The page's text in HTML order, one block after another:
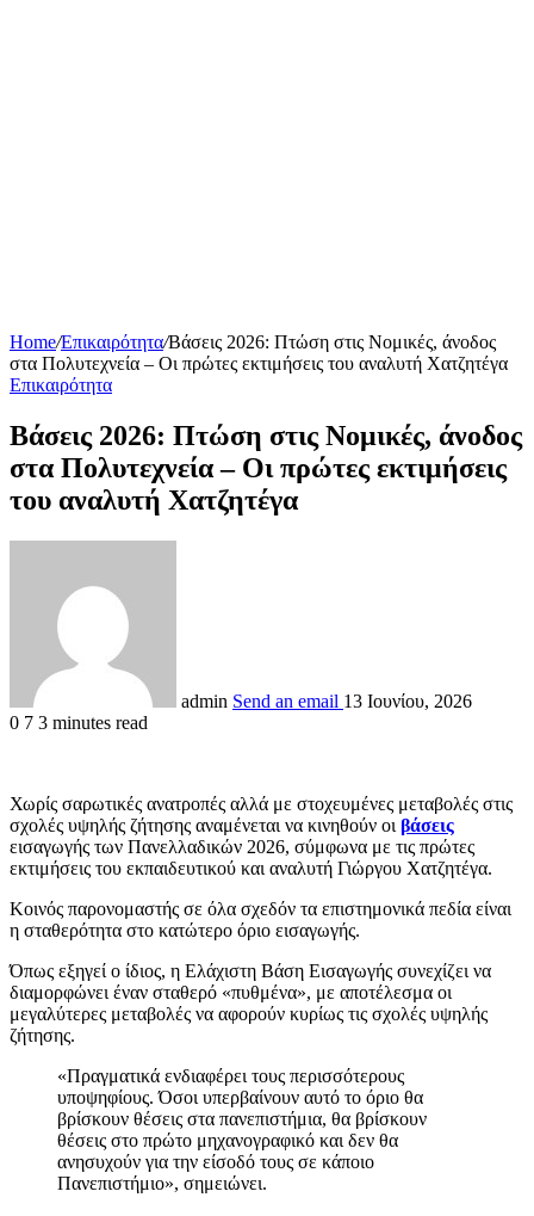
Home/Επικαιρότητα/Βάσεις 2026: Πτώση στις Νομικές, άνοδος
στα Πολυτεχνεία – Οι πρώτες εκτιμήσεις του αναλυτή Χατζητέγα
Επικαιρότητα
Βάσεις 2026: Πτώση στις Νομικές, άνοδος
στα Πολυτεχνεία – Οι πρώτες εκτιμήσεις
του αναλυτή Χατζητέγα
admin Send an email 13 Ιουνίου, 2026
0 7 3 minutes read
Χωρίς σαρωτικές ανατροπές αλλά με στοχευμένες μεταβολές στις
σχολές υψηλής ζήτησης αναμένεται να κινηθούν οι βάσεις
εισαγωγής των Πανελλαδικών 2026, σύμφωνα με τις πρώτες
εκτιμήσεις του εκπαιδευτικού και αναλυτή Γιώργου Χατζητέγα.
Κοινός παρονομαστής σε όλα σχεδόν τα επιστημονικά πεδία είναι
η σταθερότητα στο κατώτερο όριο εισαγωγής.
Όπως εξηγεί ο ίδιος, η Ελάχιστη Βάση Εισαγωγής συνεχίζει να
διαμορφώνει έναν σταθερό «πυθμένα», με αποτέλεσμα οι
μεγαλύτερες μεταβολές να αφορούν κυρίως τις σχολές υψηλής
ζήτησης.
«Πραγματικά ενδιαφέρει τους περισσότερους
υποψηφίους. Όσοι υπερβαίνουν αυτό το όριο θα
βρίσκουν θέσεις στα πανεπιστήμια, θα βρίσκουν
θέσεις στο πρώτο μηχανογραφικό και δεν θα
ανησυχούν για την είσοδό τους σε κάποιο
Πανεπιστήμιο», σημειώνει.